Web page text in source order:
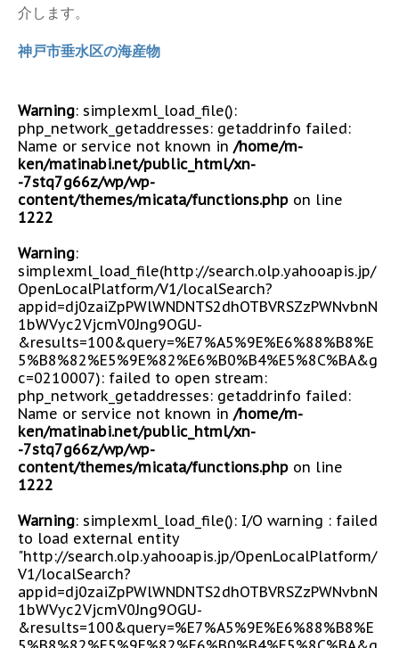
介します。
神戸市垂水区の海産物
Warning: simplexml_load_file():
php_network_getaddresses: getaddrinfo failed:
Name or service not known in /home/m-
ken/matinabi.net/public_html/xn-
-7stq7g66z/wp/wp-
content/themes/micata/functions.php on line
1222
Warning:
simplexml_load_file(http://search.olp.yahooapis.jp/
OpenLocalPlatform/V1/localSearch?
appid=dj0zaiZpPWlWNDNTS2dhOTBVRSZzPWNvbnN
1bWVyc2VjcmV0Jng9OGU-
&results=100&query=%E7%A5%9E%E6%88%B8%E
5%B8%82%E5%9E%82%E6%B0%B4%E5%8C%BA&g
c=0210007): failed to open stream:
php_network_getaddresses: getaddrinfo failed:
Name or service not known in /home/m-
ken/matinabi.net/public_html/xn-
-7stq7g66z/wp/wp-
content/themes/micata/functions.php on line
1222
Warning: simplexml_load_file(): I/O warning : failed
to load external entity
"http://search.olp.yahooapis.jp/OpenLocalPlatform/
V1/localSearch?
appid=dj0zaiZpPWlWNDNTS2dhOTBVRSZzPWNvbnN
1bWVyc2VjcmV0Jng9OGU-
&results=100&query=%E7%A5%9E%E6%88%B8%E